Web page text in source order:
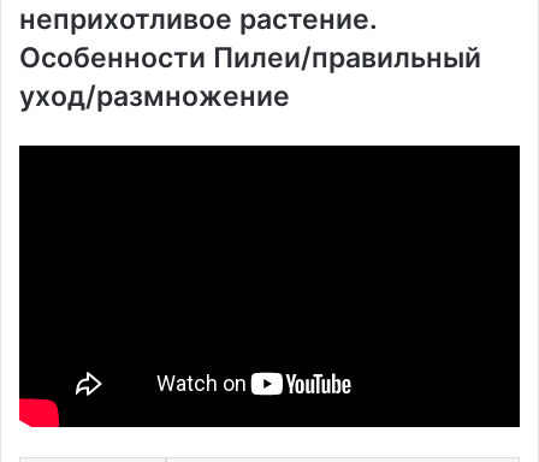
неприхотливое растение.
Особенности Пилеи/правильный
уход/размножение